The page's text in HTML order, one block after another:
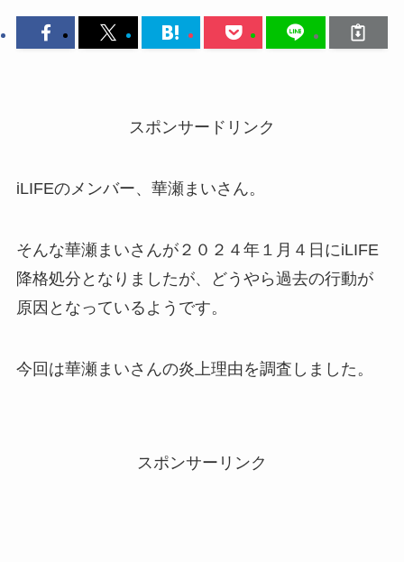
スポンサードリンク
iLIFEのメンバー、華瀬まいさん。
そんな華瀬まいさんが２０２４年１月４日にiLIFE
降格処分となりましたが、どうやら過去の行動が
原因となっているようです。
今回は華瀬まいさんの炎上理由を調査しました。
スポンサーリンク